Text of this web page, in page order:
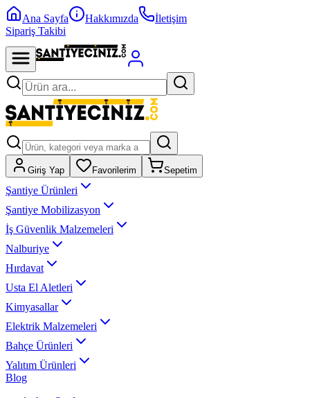
Ana Sayfa Hakkımızda
İletişim
Sipariş Takibi
Giriş Yap Favorilerim Sepetim
Şantiye Ürünleri
Şantiye Mobilizasyon
İş Güvenlik Malzemeleri
Nalburiye
Hırdavat
Usta El Aletleri
Kimyasallar
Elektrik Malzemeleri
Bahçe Ürünleri
Yalıtım Ürünleri
Blog